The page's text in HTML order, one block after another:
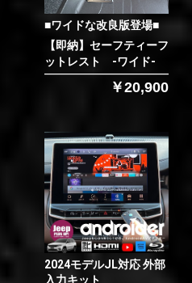
■ワイドな改良版登場■
【即納】セーフティーフ
ットレスト -ワイド-
￥20,900
2024モデルJL対応 外部
入力キット